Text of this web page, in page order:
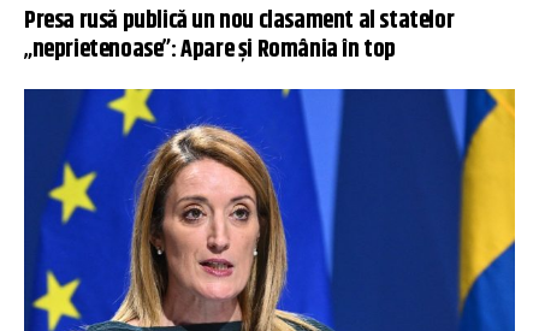
Presa rusă publică un nou clasament al statelor
„neprietenoase”: Apare și România în top